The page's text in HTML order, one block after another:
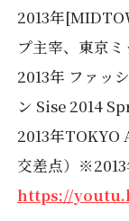
2013年
プ主宰、東京
2013年 ファッ
ン Sise 2014
2013年TOKYO
交差点）
https://